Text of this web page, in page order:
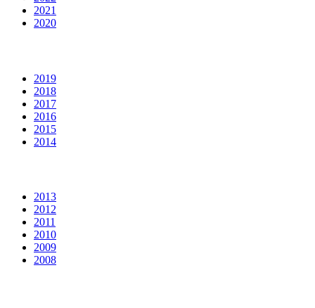
2021
2020
2019
2018
2017
2016
2015
2014
2013
2012
2011
2010
2009
2008